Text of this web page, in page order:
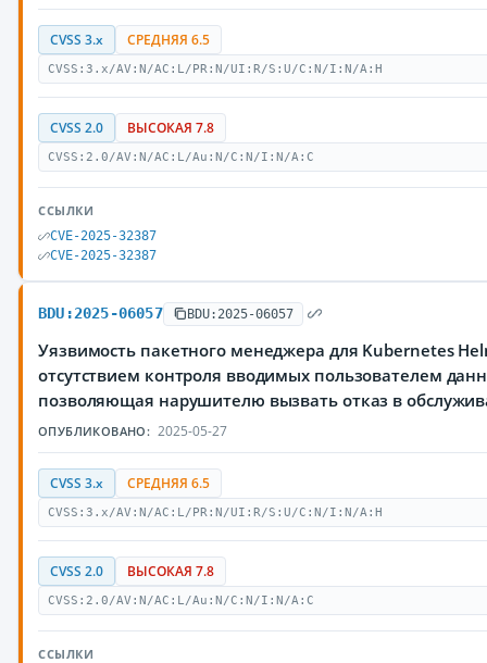
CVSS 3.x СРЕДНЯЯ 6.5
CVSS:3.x/AV:N/AC:L/PR:N/UI:R/S:U/C:N/I:N/A:H
CVSS 2.0 ВЫСОКАЯ 7.8
CVSS:2.0/AV:N/AC:L/Au:N/C:N/I:N/A:C
ССЫЛКИ
CVE-2025-32387
CVE-2025-32387
BDU:2025-06057 BDU:2025-06057
Уязвимость пакетного менеджера для Kubernetes
отсутствием контроля вводимых пользователем
позволяющая нарушителю вызвать отказ в
ОПУБЛИКОВАНО: 2025-05-27
CVSS 3.x СРЕДНЯЯ 6.5
CVSS:3.x/AV:N/AC:L/PR:N/UI:R/S:U/C:N/I:N/A:H
CVSS 2.0 ВЫСОКАЯ 7.8
CVSS:2.0/AV:N/AC:L/Au:N/C:N/I:N/A:C
ССЫЛКИ